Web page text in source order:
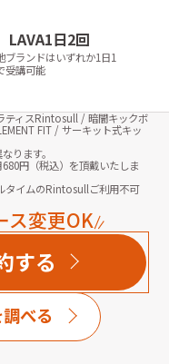
LAVA1日2回
ブランドはいずれか1日1
受講可能
ティスRintosull / 暗闇キックボ
FIT / サーキット式キッ
ります。
680円（税込）を頂戴いたしま
タイムのRintosullご利用不可
ス変更OK
する
べる